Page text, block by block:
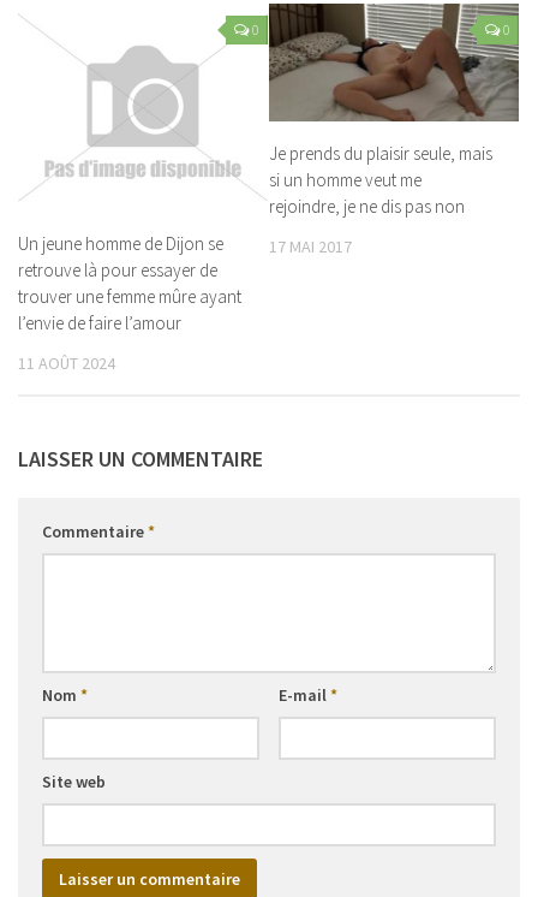
0
Un jeune homme de Dijon se
retrouve là pour essayer de
trouver une femme mûre ayant
l’envie de faire l’amour
11 AOÛT 2024
0
Je prends du plaisir seule, mais
si un homme veut me
rejoindre, je ne dis pas non
17 MAI 2017
LAISSER UN COMMENTAIRE
Commentaire*
Nom * E-mail*
Site web